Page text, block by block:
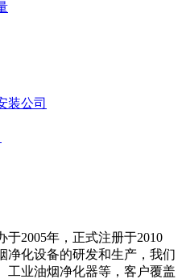
2005年，正式注册于2010
净化设备的研发和生产，我们
工业油烟净化器等，客户覆盖